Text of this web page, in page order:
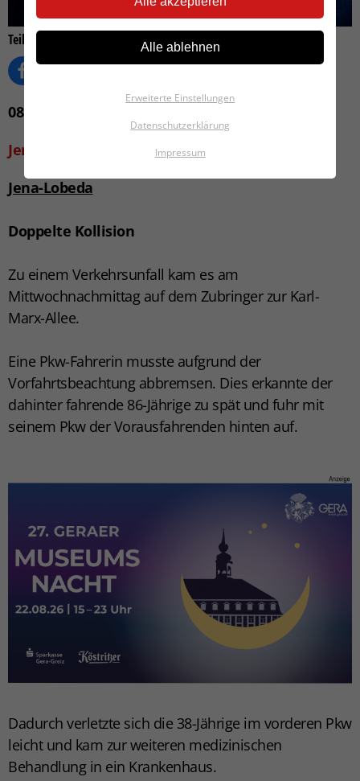
Teilen auf
08. Mai 2025 13:23
Jena
Jena-Lobeda
Doppelte Kollision
Zu einem Verkehrsunfall kam es am
Mittwochnachmittag auf dem Zubringer zur Karl-
Marx-Allee.
Eine Pkw-Fahrerin musste aufgrund der
Vorfahrtsbeachtung abbremsen. Dies erkannte der
dahinter fahrende 86-Jährige zu spät und fuhr mit
seinem Pkw der Vorausfahrenden hinten auf.
Dadurch verletzte sich die 38-Jährige im vorderen Pkw
leicht und kam zur weiteren medizinischen
Behandlung in ein Krankenhaus.
Alle ablehnen
Erweiterte Einstellungen
Datenschutzerklärung
Impressum